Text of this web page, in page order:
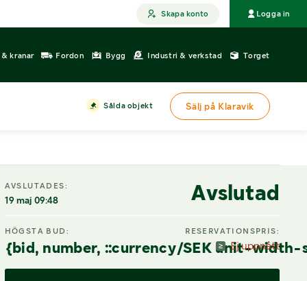
Skapa konto Logga in
kranar Fordon Bygg Industri & verkstad Torget
Sålda objekt Sälj på Klaravik
AVSLUTADES:
19 maj 09:48 Avslutad
HÖGSTA BUD:
{bid, number, ::currency/SEK unit-
RESERVATIONSPRIS:
Ej uppnått